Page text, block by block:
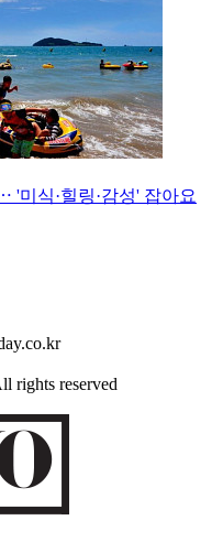
'미식·힐링·감성' 잡아요
rights reserved